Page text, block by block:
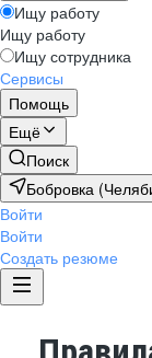
Ищу работу
Ищу работу
Ищу сотрудника
Сервисы
Помощь
Ещё
Поиск
Бобровка
Войти
Войти
Создать резюме